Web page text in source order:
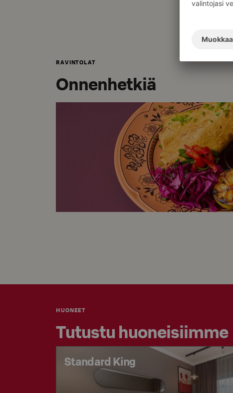
RAVINTOLAT
Onnenhetkiä
HUONEET
Tutustu huoneisiimme
Standard King